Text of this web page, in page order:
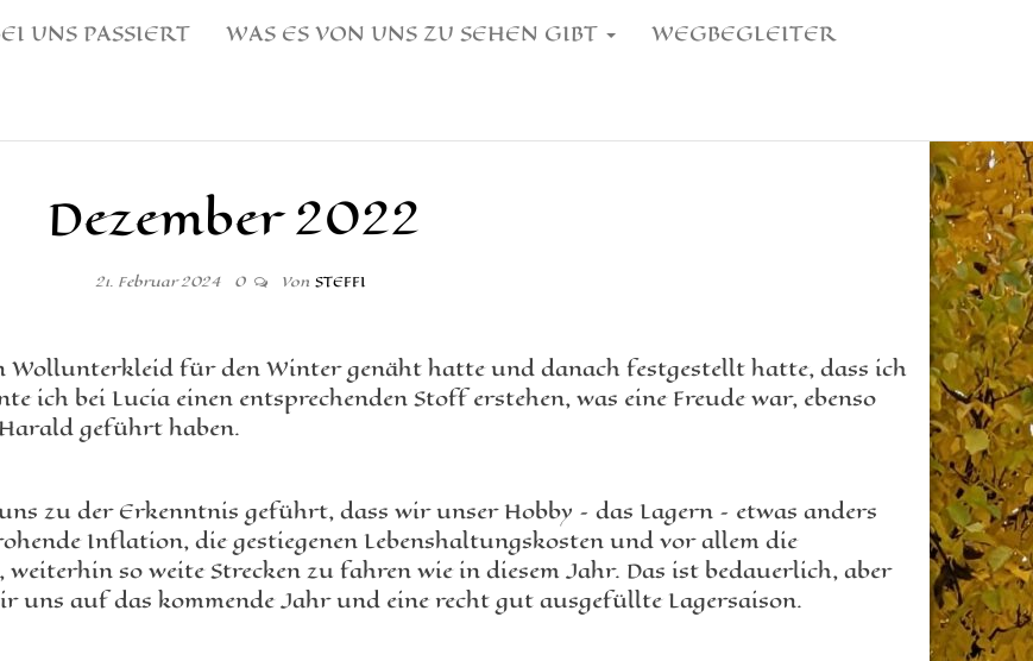
UNS PASSIERT WAS ES VON UNS ZU SEHEN GIBT WEGBEGLEITER
Dezember 2022
21. Februar 2024 0 Von STEFFI
Wollunterkleid für den Winter genäht hatte und danach festgestellt hatte, dass ich
ich bei Lucia einen entsprechenden Stoff erstehen, was eine Freude war, ebenso
geführt haben.
zu der Erkenntnis geführt, dass wir unser Hobby – das Lagern – etwas anders
Inflation, die gestiegenen Lebenshaltungskosten und vor allem die
so weite Strecken zu fahren wie in diesem Jahr. Das ist bedauerlich, aber
uns auf das kommende Jahr und eine recht gut ausgefüllte Lagersaison.